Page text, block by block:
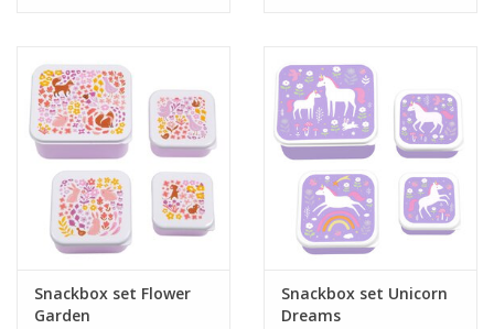
Snackbox set Flower
Garden
Snackbox set Unicorn
Dreams